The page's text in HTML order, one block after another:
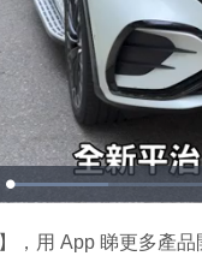
載
入
1
】，用 App 睇更多產品